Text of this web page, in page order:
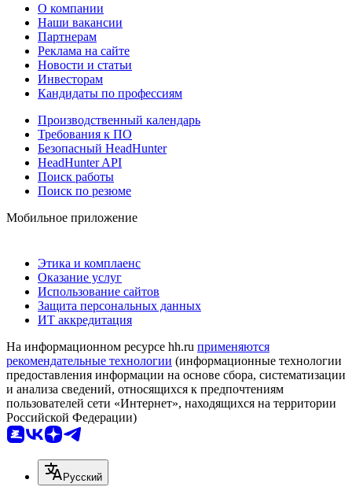
О компании
Наши вакансии
Партнерам
Реклама на сайте
Новости и статьи
Инвесторам
Кандидаты по профессиям
Производственный календарь
Требования к ПО
Безопасный HeadHunter
HeadHunter API
Поиск работы
Поиск по резюме
Мобильное приложение
Этика и комплаенс
Оказание услуг
Использование сайтов
Защита персональных данных
ИТ аккредитация
На информационном ресурсе hh.ru применяются
рекомендательные технологии (информационные технологии
предоставления информации на основе сбора, систематизации
и анализа сведений, относящихся к предпочтениям
пользователей сети «Интернет», находящихся на территории
Российской Федерации)
Русский